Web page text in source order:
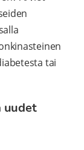
tai
uudet